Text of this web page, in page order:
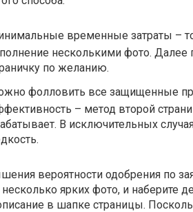
временные затраты –
несколькими фото. Далее
по желанию.
фолловить все защищенные
– метод второй
В исключительных
вероятности одобрения по
ярких фото, и наберите
в шапке страницы.